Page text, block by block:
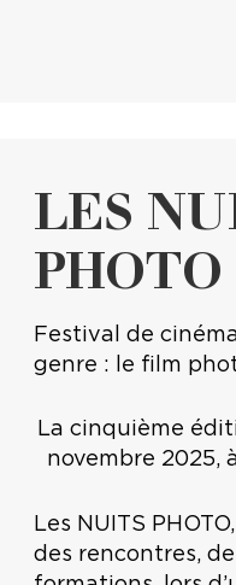
LES
PHOTO
Festival de
genre : le film
La cinquième
novembre 2025, à
Les NUITS
des rencontres,